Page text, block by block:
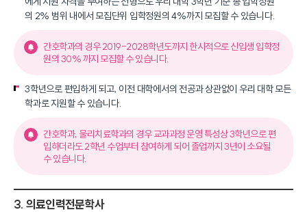
의 2% 범위 내에서 모집단위 입학정원의 4%까지 모집할 수 있습니다.
간호학과의 경우 2019-2028학년도까지 한시적으로 신입생 입학정
원의 30% 까지 모집할 수 있습니다.
3학년으로 편입하게 되고, 이전 대학에서의 전공과 상관없이 우리 대학 모든
학과로 지원할 수 있습니다.
간호학과, 물리치료학과의 경우 교과과정 운영 특성상 3학년으로 편
입하더라도 2학년 수업부터 참여하게 되어 졸업까지 3년이 소요될
수 있습니다.
3. 의료인력전문학사